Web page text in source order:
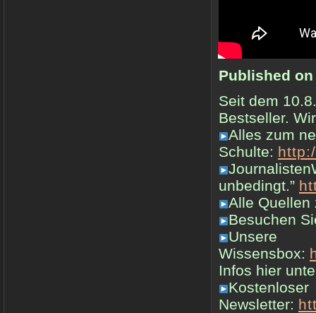
Published on
Seit dem
Bestseller.
Alles zum
Schulte:
unbedingt.”
Alle
Besuchen
Unsere
Wissensbox:
Infos hier
Kostenloser
Newsletter: